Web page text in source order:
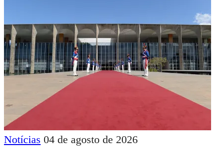
Notícias 04 de agosto de 2026